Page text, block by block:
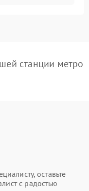
станции метро
оставьте
с радостью